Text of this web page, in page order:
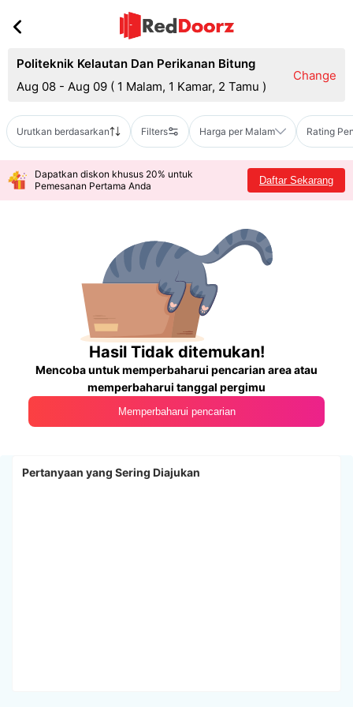
Politeknik Kelautan Dan Perikanan Bitung
Aug 08 - Aug 09 ( 1 Malam, 1 Kamar, 2 Tamu )
Change
Urutkan berdasarkan Filters Harga per Malam Rating
Dapatkan diskon khusus 20% untuk
Pemesanan Pertama Anda
Daftar Sekarang
Hasil Tidak ditemukan!
Mencoba untuk memperbaharui pencarian area atau
memperbaharui tanggal pergimu
Memperbaharui pencarian
Pertanyaan yang Sering Diajukan